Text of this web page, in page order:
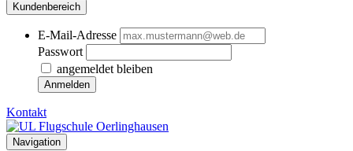
Kundenbereich
E-Mail-Adresse
Passwort
angemeldet bleiben
Anmelden
Kontakt
Navigation